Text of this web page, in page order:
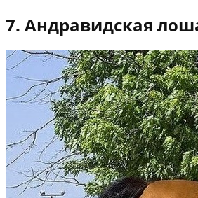
7. Андравидская